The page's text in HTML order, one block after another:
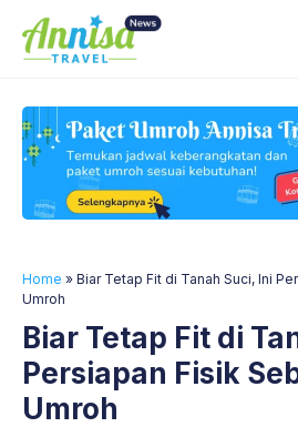
content
Home » Biar Tetap Fit di Tanah Suci, Ini
Umroh
Biar Tetap Fit di
Persiapan Fisik
Umroh